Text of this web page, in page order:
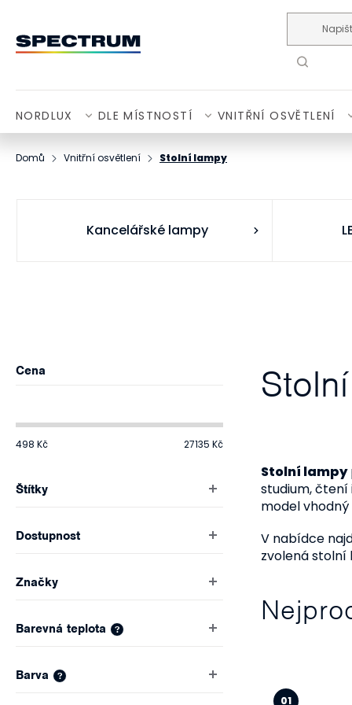
NORDLUX DLE MÍSTNOSTÍ VNITŘNÍ OSVĚTLENÍ
Domů Vnitřní osvětlení Stolní lampy
Kancelářské lampy
o
t
r
n
n
p
a
Cena
498 Kč 27135 Kč
Štítky
Dostupnost
Značky
Barevná teplota ?
Barva ?
Stolní lampy
studium, čtení
model
V nabídce
zvolená